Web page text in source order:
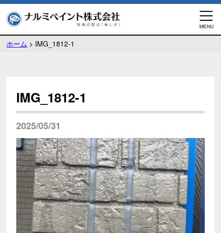
ホーム > IMG_1812-1
IMG_1812-1
2025/05/31